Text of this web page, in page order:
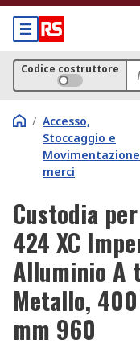
Codice costruttore
/ Accesso,
Stoccaggio e
Movimentazione
merci
Custodia
424 XC
Alluminio A
Metallo,
mm 960